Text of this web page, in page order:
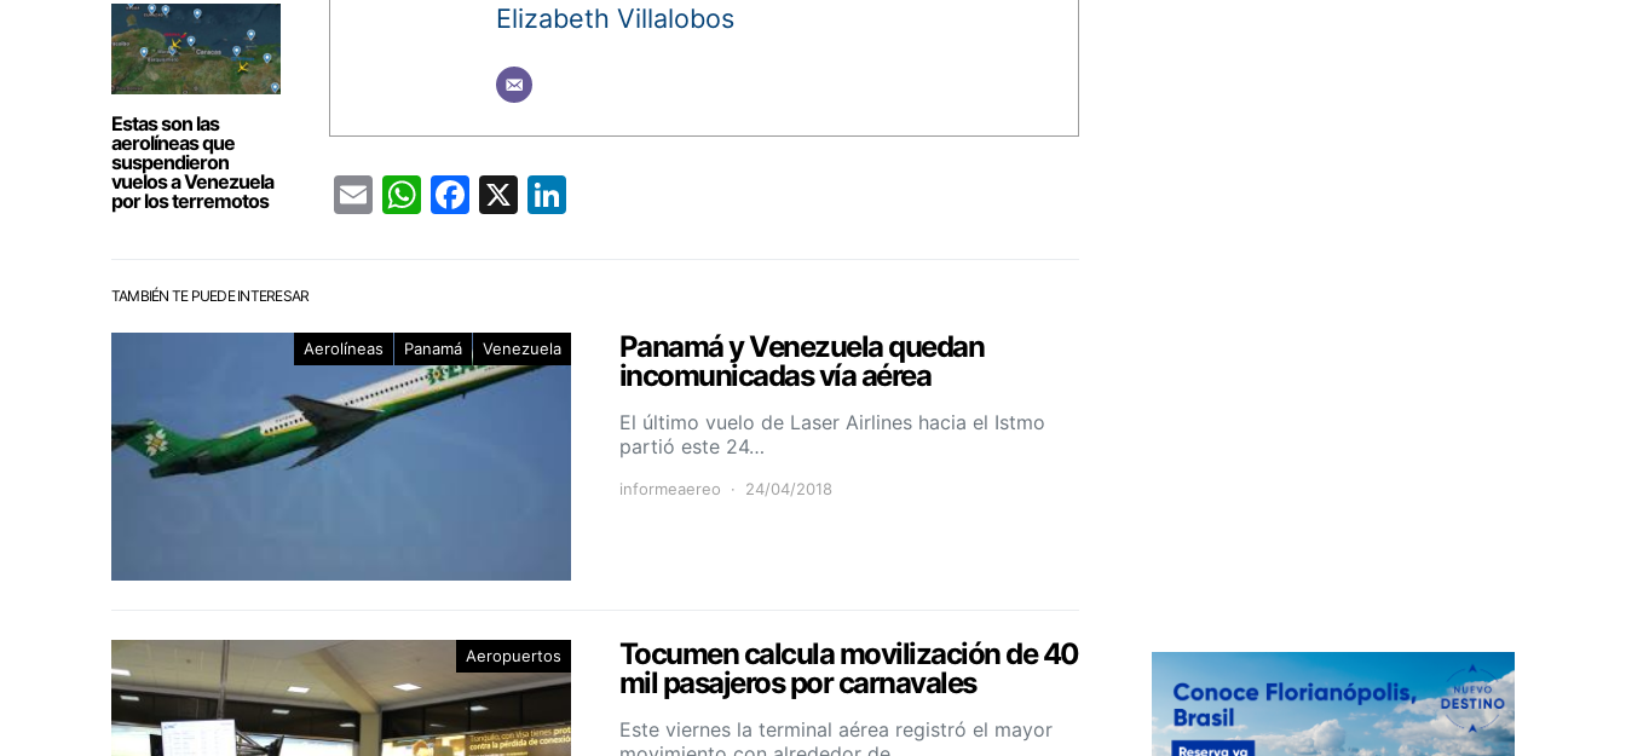
Estas son las
aerolíneas que
suspendieron
vuelos a Venezuela
por los terremotos
Elizabeth Villalobos
EmailWhatsApp
Facebook
X
TAMBIÉN TE PUEDE INTERESAR
Aerolíneas Panamá Venezuela
Panamá y Venezuela quedan
incomunicadas vía aérea
El último vuelo de Laser Airlines hacia el Istmo
partió este 24…
informeaereo 24/04/2018
Aeropuertos
Tocumen calcula movilización de 40
mil pasajeros por carnavales
Este viernes la terminal aérea registró el mayor